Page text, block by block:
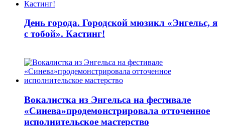
День города. Городской мюзикл «Энгельс, я
с тобой». Кастинг!
Вокалистка из Энгельса на фестивале
«Синева»продемонстрировала отточенное
исполнительское мастерство